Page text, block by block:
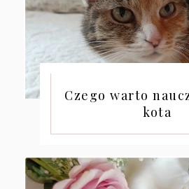
Czego warto
kota